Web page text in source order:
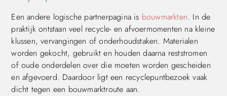
Een andere logische partnerpagina is bouwmarkten. In de
praktijk ontstaan veel recycle- en afvoermomenten na kleine
klussen, vervangingen of onderhoudstaken. Materialen
worden gekocht, gebruikt en houden daarna reststromen
of oude onderdelen over die moeten worden gescheiden
en afgevoerd. Daardoor ligt een recyclepuntbezoek vaak
dicht tegen een bouwmarktroute aan.